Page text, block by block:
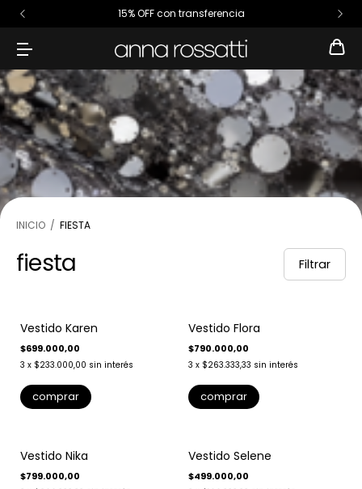
15% OFF con transferencia
INICIO / FIESTA
fiesta Filtrar
Vestido Karen
$699.000,00
3 x $233.000,00 sin interés
comprar
Vestido Flora
$790.000,00
3 x $263.333,33 sin interés
comprar
Vestido Nika
$799.000,00
Vestido Selene
$499.000,00